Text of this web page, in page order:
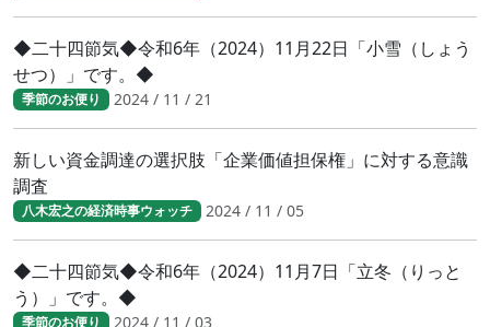
◆二十四節気◆令和6年（2024）11月22日「小雪（しょう
せつ）」です。◆
季節のお便り 2024 / 11 / 21
新しい資金調達の選択肢「企業価値担保権」に対する意識
調査
八木宏之の経済時事ウォッチ 2024 / 11 / 05
◆二十四節気◆令和6年（2024）11月7日「立冬（りっと
う）」です。◆
季節のお便り 2024 / 11 / 03